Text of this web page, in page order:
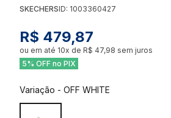
SKECHERSID: 1003360427
R$ 479,87
ou em até 10x de R$ 47,98 sem juros
5% OFF no PIX
Variação - OFF WHITE